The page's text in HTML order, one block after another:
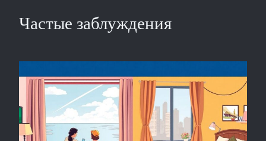
Частые заблуждения